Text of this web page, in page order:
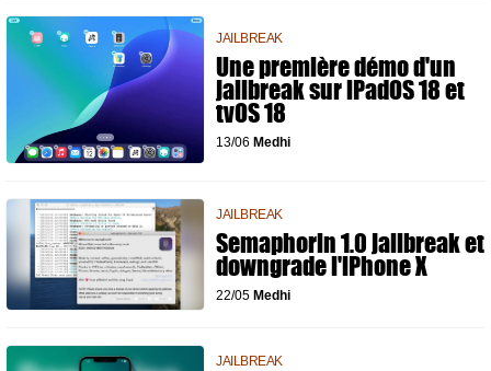
JAILBREAK
Une première démo d'un
jailbreak sur iPadOS 18 et
tvOS 18
13/06 Medhi
JAILBREAK
Semaphorin 1.0 jailbreak et
downgrade l'iPhone X
22/05 Medhi
JAILBREAK